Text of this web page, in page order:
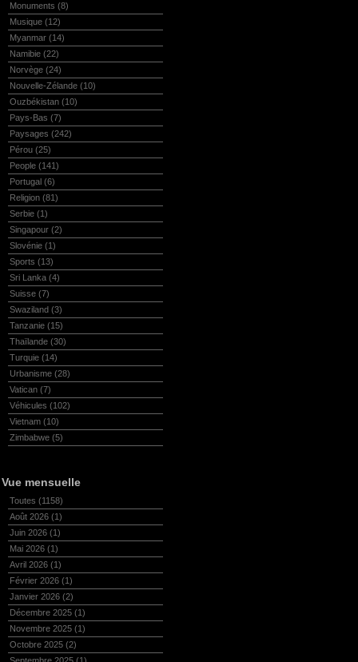
Monuments (8)
Musique (12)
Myanmar (14)
Namibie (22)
Norvège (24)
Nouvelle-Zélande (10)
Ouzbékistan (10)
Pays-Bas (7)
Paysages (242)
Pérou (25)
People (141)
Portugal (6)
Religion (81)
Serbie (1)
Singapour (2)
Slovénie (1)
Sports (13)
Sri Lanka (4)
Suisse (7)
Swaziland (3)
Tanzanie (15)
Thaïlande (30)
Turquie (14)
Urbanisme (28)
Vatican (7)
Véhicules (102)
Vietnam (10)
Zimbabwe (5)
Vue mensuelle
Toutes (1158)
Août 2026 (1)
Juin 2026 (1)
Mai 2026 (1)
Avril 2026 (1)
Février 2026 (1)
Janvier 2026 (2)
Décembre 2025 (1)
Novembre 2025 (1)
Octobre 2025 (2)